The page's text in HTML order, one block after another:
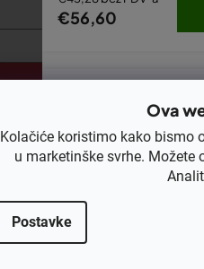
Ova
Kolačiće koristimo kako bismo
u marketinške svrhe. Možete
Postavke
€56,60